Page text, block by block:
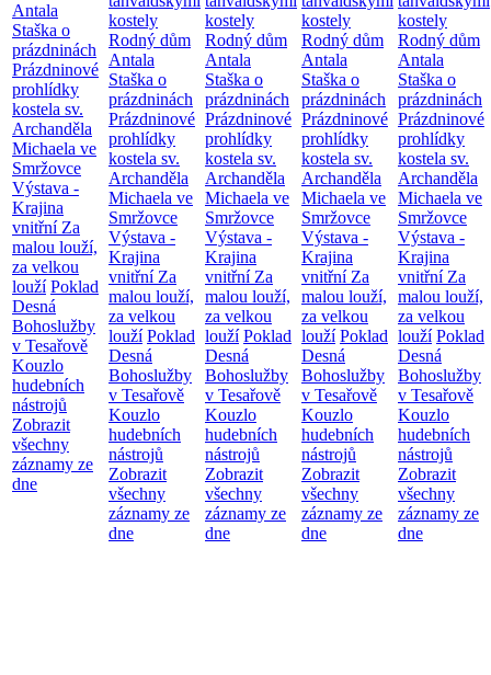
Antala
Staška o
prázdninách
Prázdninové
prohlídky
kostela sv.
Archanděla
Michaela ve
Smržovce
Výstava -
Krajina
vnitřní Za
malou louží,
za velkou
louží Poklad
Desná
Bohoslužby
v Tesařově
Kouzlo
hudebních
nástrojů
Zobrazit
všechny
záznamy ze
dne
kostely
Rodný dům
Antala
Staška o
prázdninách
Prázdninové
prohlídky
kostela sv.
Archanděla
Michaela ve
Smržovce
Výstava -
Krajina
vnitřní Za
malou louží,
za velkou
louží Poklad
Desná
Bohoslužby
v Tesařově
Kouzlo
hudebních
nástrojů
Zobrazit
všechny
záznamy ze
dne
kostely
Rodný dům
Antala
Staška o
prázdninách
Prázdninové
prohlídky
kostela sv.
Archanděla
Michaela ve
Smržovce
Výstava -
Krajina
vnitřní Za
malou louží,
za velkou
louží Poklad
Desná
Bohoslužby
v Tesařově
Kouzlo
hudebních
nástrojů
Zobrazit
všechny
záznamy ze
dne
kostely
Rodný dům
Antala
Staška o
prázdninách
Prázdninové
prohlídky
kostela sv.
Archanděla
Michaela ve
Smržovce
Výstava -
Krajina
vnitřní Za
malou louží,
za velkou
louží Poklad
Desná
Bohoslužby
v Tesařově
Kouzlo
hudebních
nástrojů
Zobrazit
všechny
záznamy ze
dne
kostely
Rodný dům
Antala
Staška o
prázdninách
Prázdninové
prohlídky
kostela sv.
Archanděla
Michaela ve
Smržovce
Výstava -
Krajina
vnitřní Za
malou louží,
za velkou
louží Poklad
Desná
Bohoslužby
v Tesařově
Kouzlo
hudebních
nástrojů
Zobrazit
všechny
záznamy ze
dne